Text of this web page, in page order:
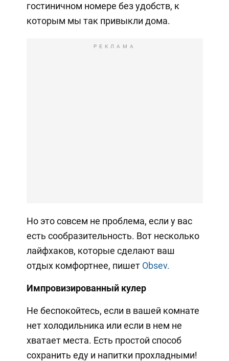
гостиничном номере без удобств, к
которым мы так привыкли дома.
РЕКЛАМА
Но это совсем не проблема, если у вас
есть сообразительность. Вот несколько
лайфхаков, которые сделают ваш
отдых комфортнее, пишет Obsev.
Импровизированный кулер
Не беспокойтесь, если в вашей комнате
нет холодильника или если в нем не
хватает места. Есть простой способ
сохранить еду и напитки прохладными!